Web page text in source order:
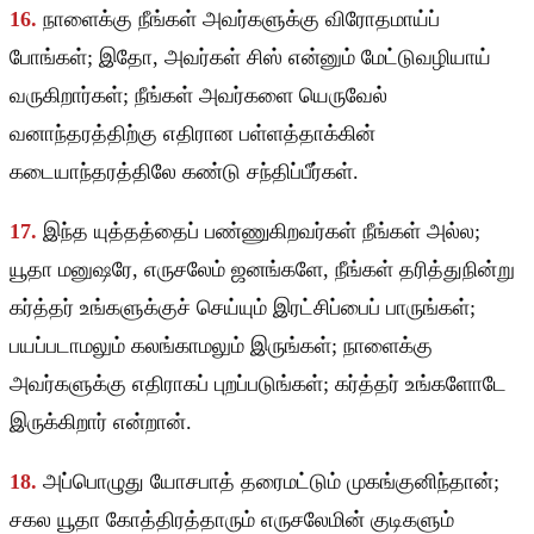
16. நாளைக்கு நீங்கள் அவர்களுக்கு விரோதமாய்ப்
போங்கள்; இதோ, அவர்கள் சிஸ் என்னும் மேட்டுவழியாய்
வருகிறார்கள்; நீங்கள் அவர்களை யெருவேல்
வனாந்தரத்திற்கு எதிரான பள்ளத்தாக்கின்
கடையாந்தரத்திலே கண்டு சந்திப்பீர்கள்.
17. இந்த யுத்தத்தைப் பண்ணுகிறவர்கள் நீங்கள் அல்ல;
யூதா மனுஷரே, எருசலேம் ஜனங்களே, நீங்கள் தரித்துநின்று
கர்த்தர் உங்களுக்குச் செய்யும் இரட்சிப்பைப் பாருங்கள்;
பயப்படாமலும் கலங்காமலும் இருங்கள்; நாளைக்கு
அவர்களுக்கு எதிராகப் புறப்படுங்கள்; கர்த்தர் உங்களோடே
இருக்கிறார் என்றான்.
18. அப்பொழுது யோசபாத் தரைமட்டும் முகங்குனிந்தான்;
சகல யூதா கோத்திரத்தாரும் எருசலேமின் குடிகளும்